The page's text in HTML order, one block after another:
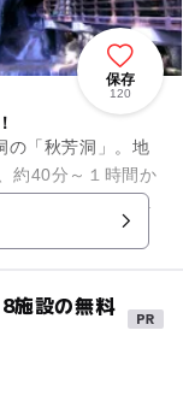
保存
120
の「秋芳洞」。地
約40分～１時間か
という「百枚岩」
施設の無料